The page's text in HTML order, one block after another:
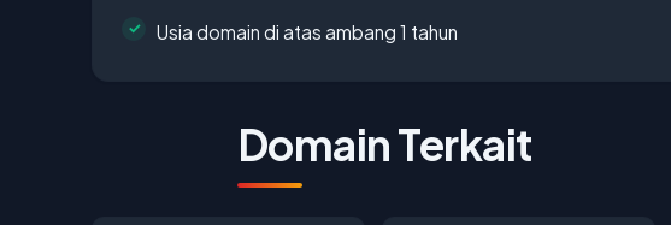
Usia domain di atas ambang 1 tahun
Domain Terkait